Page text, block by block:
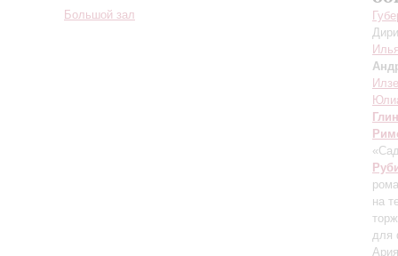
Большой зал
на
для